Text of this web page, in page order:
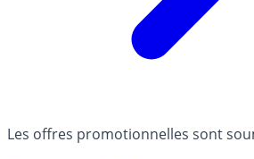
Les offres promotionnelles sont